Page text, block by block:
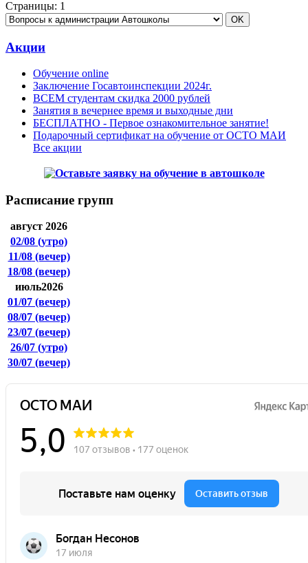
Страницы: 1
Акции
Обучение online
Заключение Госавтоинспекции 2024г.
ВСЕМ студентам скидка 2000 рублей
Занятия в вечернее время и выходные дни
БЕСПЛАТНО - Первое ознакомительное занятие!
Подарочный сертификат на обучение от ОСТО МАИ
Все акции
Расписание групп
август 2026
02/08 (утро)
11/08(вечер)
18/08 (вечер)
июль2026
01/07 (вечер)
08/07 (вечер)
23/07 (вечер)
26/07 (утро)
30/07 (вечер)